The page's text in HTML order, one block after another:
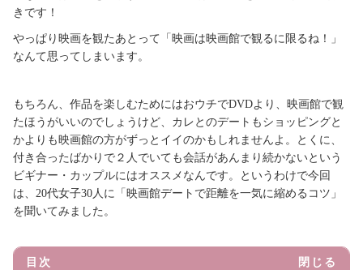
きです！
やっぱり映画を観たあとって「映画は映画館で観るに限るね！」
なんて思ってしまいます。
もちろん、作品を楽しむためにはおウチでDVDより、映画館で観
たほうがいいのでしょうけど、カレとのデートもショッピングと
かよりも映画館の方がずっとイイのかもしれませんよ。とくに、
付き合ったばかりで２人でいても会話があんまり続かないという
ビギナー・カップルにはオススメなんです。
というわけで今回
は、20代女子30人に「映画館デートで距離を一気に縮めるコツ」
を聞いてみました。
目次 閉じる